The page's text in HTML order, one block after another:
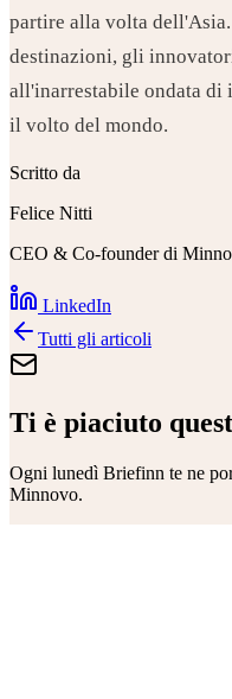
partire alla volta
destinazioni, gli
all'inarrestabile ondata di
il volto del mondo.
Scritto da
Felice Nitti
CEO & Co-founder di
LinkedIn
Tutti gli articoli
Ti è piaciuto
Ogni lunedì Briefinn te ne
Minnovo.